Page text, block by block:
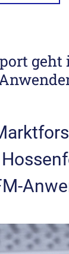
geht